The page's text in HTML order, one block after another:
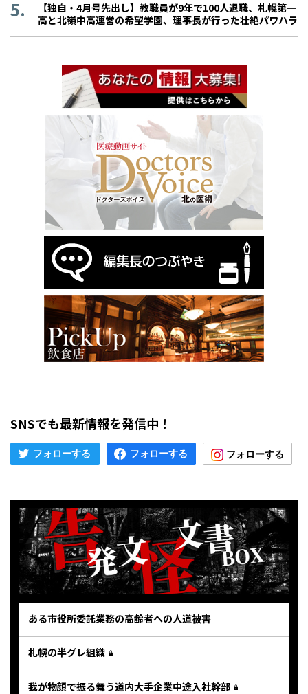
【独自・4月号先出し】教職員が9年で100人退職、札幌第一
高と北嶺中高運営の希望学園、理事長が行った壮絶パワハラ
SNSでも最新情報を発信中！
ある市役所委託業務の高齢者への人道被害
札幌の半グレ組織
我が物顔で振る舞う道内大手企業中途入社幹部